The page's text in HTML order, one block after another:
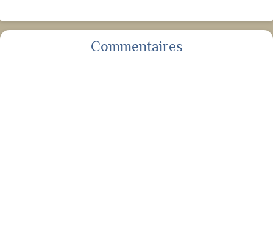
Commentaires